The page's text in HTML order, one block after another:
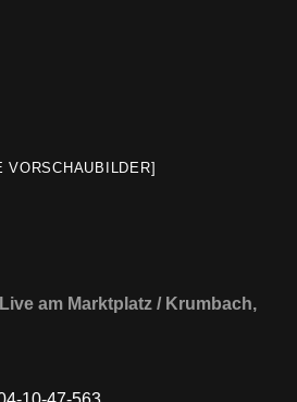
VORSCHAUBILDER]
am Marktplatz / Krumbach,